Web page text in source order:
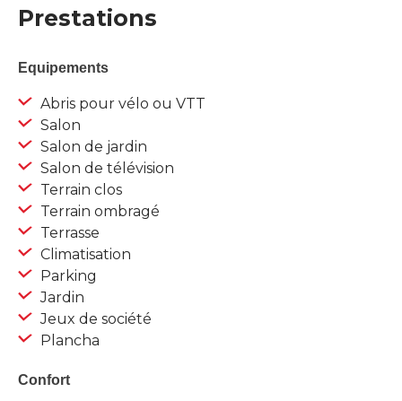
Prestations
Equipements
Abris pour vélo ou VTT
Salon
Salon de jardin
Salon de télévision
Terrain clos
Terrain ombragé
Terrasse
Climatisation
Parking
Jardin
Jeux de société
Plancha
Confort